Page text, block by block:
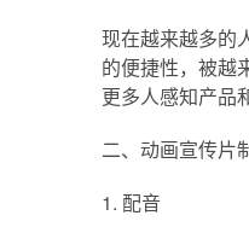
现在越来越多的
的便捷性，被越
更多人感知产品
二、动画宣传片
1. 配音